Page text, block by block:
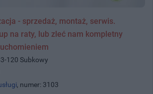
- sprzedaż, montaż, serwis.
na raty, lub zleć nam kompletny
120 Subkowy
, numer: 3103